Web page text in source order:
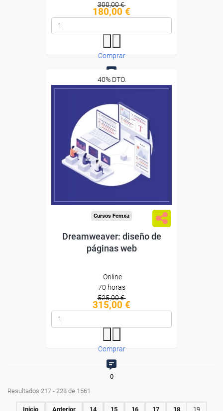
300,00 €
180,00 €
Comprar
0
40% DTO.
Descuentos especiales
Sin requisitos de acceso
Diploma
Compra segura
Cursos Femxa
Dreamweaver: diseño de
páginas web
Online
70 horas
525,00 €
315,00 €
Comprar
0
Resultados 217 - 228 de 1561
Inicio Anterior 14 15 16 17 18 19